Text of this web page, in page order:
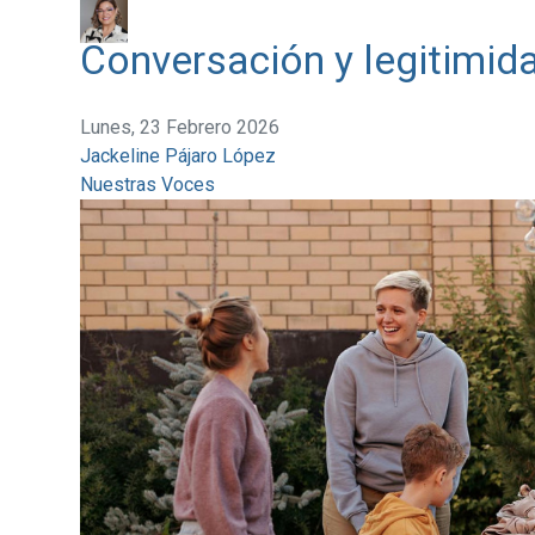
Conversación y
Lunes, 23 Febrero 2026
Jackeline Pájaro López
Nuestras Voces